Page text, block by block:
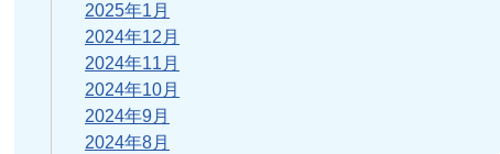
2025年1月
2024年12月
2024年11月
2024年10月
2024年9月
2024年8月